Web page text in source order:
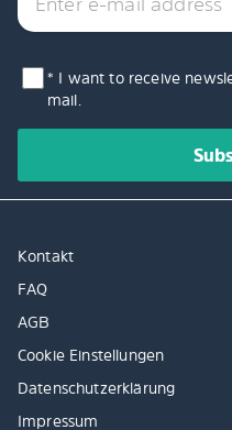
* I want to receive
mail.
Kontakt
FAQ
AGB
Cookie Einstellungen
Datenschutzerklärung
Impressum